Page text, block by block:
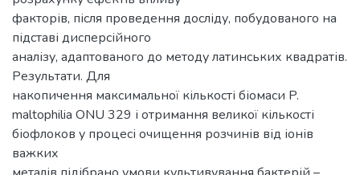
факторів, після проведення досліду, побудованого на
підставі дисперсійного
аналізу, адаптованого до методу латинських квадратів.
Результати. Для
накопичення максимальної кількості біомаси P.
maltophilia ОNU 329 і отримання великої кількості
біофлоков у процесі очищення розчинів від іонів
важких